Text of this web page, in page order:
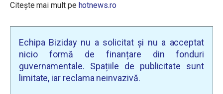
Citește mai mult pe hotnews.ro
Echipa Biziday nu a solicitat și nu a acceptat
nicio formă de finanțare din fonduri
guvernamentale. Spațiile de publicitate sunt
limitate, iar reclama neinvazivă.